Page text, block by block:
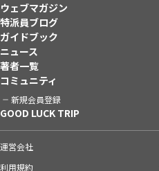
ウェブマガジン
特派員ブログ
ガイドブック
ニュース
著者一覧
コミュニティ
新規会員登録
GOOD LUCK TRIP
運営会社
利用規約